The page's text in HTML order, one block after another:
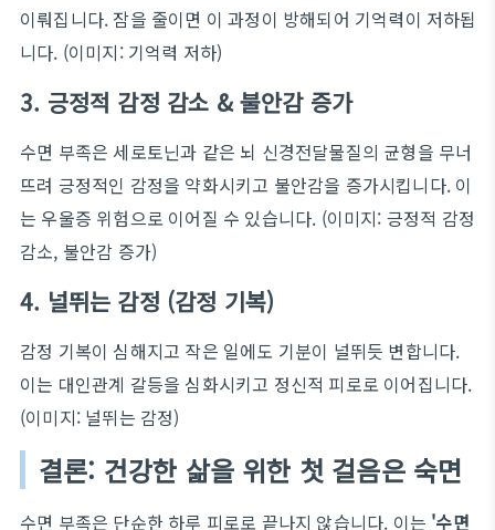
이뤄집니다. 잠을 줄이면 이 과정이 방해되어 기억력이 저하됩
니다. (이미지: 기억력 저하)
3. 긍정적 감정 감소 & 불안감 증가
수면 부족은 세로토닌과 같은 뇌 신경전달물질의 균형을 무너
뜨려 긍정적인 감정을 약화시키고 불안감을 증가시킵니다. 이
는 우울증 위험으로 이어질 수 있습니다. (이미지: 긍정적 감정
감소, 불안감 증가)
4. 널뛰는 감정 (감정 기복)
감정 기복이 심해지고 작은 일에도 기분이 널뛰듯 변합니다.
이는 대인관계 갈등을 심화시키고 정신적 피로로 이어집니다.
(이미지: 널뛰는 감정)
결론: 건강한 삶을 위한 첫 걸음은 숙면
수면 부족은 단순한 하루 피로로 끝나지 않습니다. 이는 '수면